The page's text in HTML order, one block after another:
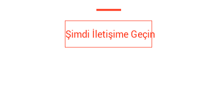
Şimdi İletişime Geçin